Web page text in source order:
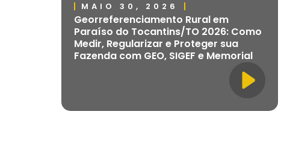
MAIO 30, 2026
Georreferenciamento Rural em
Paraíso do Tocantins/TO 2026: Como
Medir, Regularizar e Proteger sua
Fazenda com GEO, SIGEF e Memorial